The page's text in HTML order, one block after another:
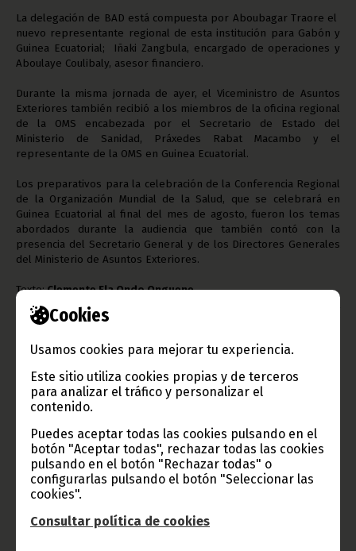
Cookies
Usamos cookies para mejorar tu experiencia.
Este sitio utiliza cookies propias y de terceros
para analizar el tráfico y personalizar el
contenido.
Puedes aceptar todas las cookies pulsando en el
botón "Aceptar todas", rechazar todas las cookies
pulsando en el botón "Rechazar todas" o
configurarlas pulsando el botón "Seleccionar las
cookies".
Consultar política de cookies
La delegación de BAD está compuesta por Aboubagar Traore el
nuevo representante regional de esta institución para Gabón y
Guinea Ecuatorial; Iñaki Zangbula, encargado de operaciones y
Aboulaye Coulibaly, asesor financiero.
Durante la misma jornada de ayer, el Viceministro de Asuntos
Exteriores también recibió a los miembros de la oficina regional
de la OMS encabezada por el Secretario de Estado del
Ministerio de Sanidad, Práxedes Rabat Macambo y el
representante de la OMS en Guinea Ecuatorial.
Los preparativos para la celebración de la Conferencia Regional
de la Organización Mundial de la Salud, que se celebrará en
Guinea Ecuatorial al final del mes de agosto, fueron los temas
abordados durante la audiencia que también contó con la
presencia del Secretario General y de los Directores Generales
del Ministerio de Asuntos Exteriores.
Texto:Clemente Ela Ondo Onguene
Oficina de Información y Prensa de Guinea Ecuatorial
(D.G.Base Internet)
Gobierno e Instituciones
Información de Guinea Ecuatorial